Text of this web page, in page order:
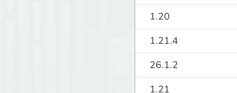
1.20
1.21.4
26.1.2
1.21